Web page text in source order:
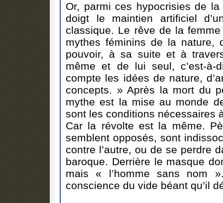
Or, parmi ces hypocrisies de
doigt le maintien artificiel
classique. Le rêve de la
mythes féminins de la nature,
pouvoir, à sa suite et à
même et de lui seul, c’est-à-
compte les idées de nature,
concepts. » Après la mort du
mythe est la mise au monde
sont les conditions nécessaires
Car la révolte est la même.
semblent opposés, sont
contre l’autre, ou de se perdre
baroque. Derrière le masque
mais « l’homme sans nom
conscience du vide béant qu’il